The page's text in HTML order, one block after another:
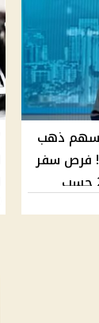
ذهب
فرص سفر
وزواج وأموال ضخمة في 2025 حسب